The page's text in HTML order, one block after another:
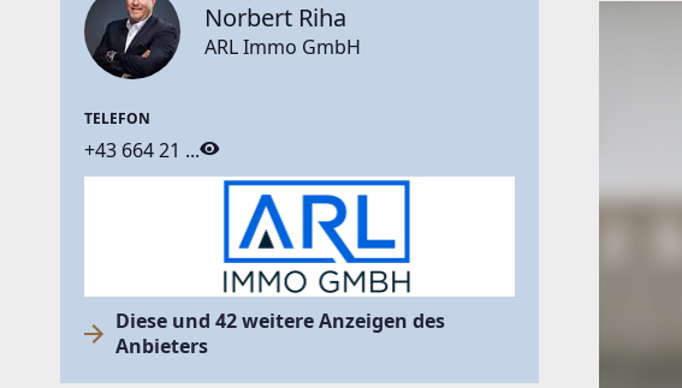
Norbert Riha
ARL Immo GmbH
TELEFON
+43 664 21 ...
Diese und 42 weitere Anzeigen des
Anbieters